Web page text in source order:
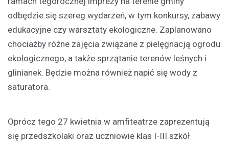
odbędzie się szereg wydarzeń, w tym konkursy, zabawy
edukacyjne czy warsztaty ekologiczne. Zaplanowano
chociażby różne zajęcia związane z pielęgnacją ogrodu
ekologicznego, a także sprzątanie terenów leśnych i
glinianek. Będzie można również napić się wody z
saturatora.
Oprócz tego 27 kwietnia w amfiteatrze zaprezentują
się przedszkolaki oraz uczniowie klas I-III szkół